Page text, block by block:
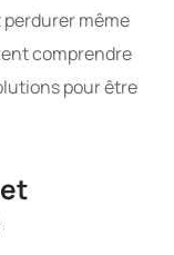
perdurer même
comprendre
pour être